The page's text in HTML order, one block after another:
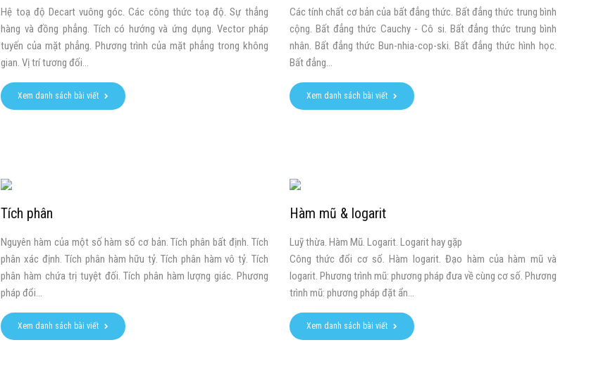
Hệ toạ độ Decart vuông góc. Các công thức toạ độ. Sự thẳng
hàng và đồng phẳng. Tích có hướng và ứng dụng. Vector pháp
tuyến của mặt phẳng. Phương trình của mặt phẳng trong không
gian. Vị trí tương đối...
Xem danh sách bài viết
Các tính chất cơ bản của bất đẳng thức. Bất đẳng thức trung bình
cộng. Bất đẳng thức Cauchy - Cô si. Bất đẳng thức trung bình
nhân. Bất đẳng thức Bun-nhia-cop-ski. Bất đẳng thức hình học.
Bất đẳng...
Xem danh sách bài viết
Tích phân
Nguyên hàm của một số hàm số cơ bản. Tích phân bất định. Tích
phân xác định. Tích phân hàm hữu tỷ. Tích phân hàm vô tỷ. Tích
phân hàm chứa trị tuyệt đối. Tích phân hàm lượng giác. Phương
pháp đổi...
Xem danh sách bài viết
Hàm mũ & logarit
Luỹ thừa. Hàm Mũ. Logarit. Logarit hay gặp
Công thức đổi cơ số. Hàm logarit. Đạo hàm của hàm mũ và
logarit. Phương trình mũ: phương pháp đưa về cùng cơ số. Phương
trình mũ: phương pháp đặt ẩn...
Xem danh sách bài viết